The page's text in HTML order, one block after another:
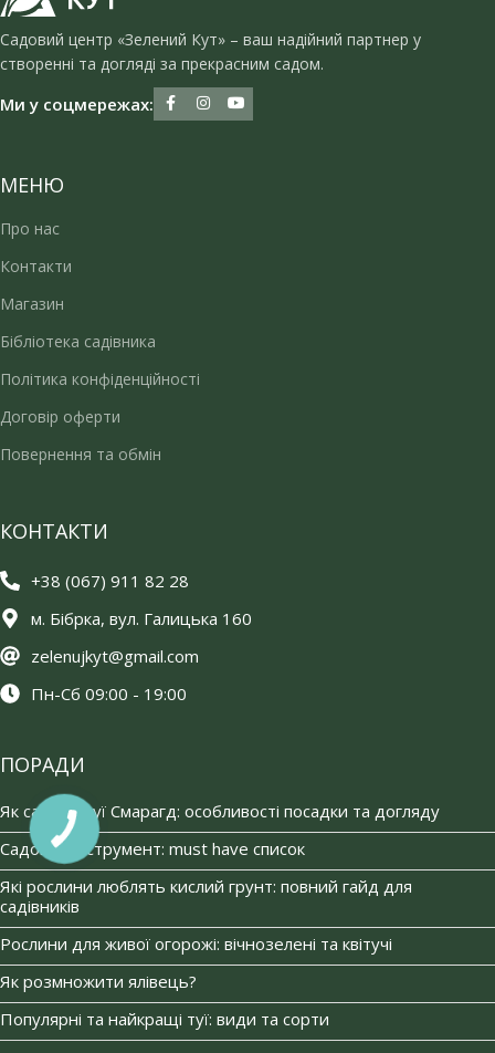
Садовий центр «Зелений Кут» – ваш надійний партнер у
створенні та догляді за прекрасним садом.
Ми у соцмережах:
МЕНЮ
Про нас
Контакти
Магазин
Бібліотека садівника
Політика конфіденційності
Договір оферти
Повернення та обмін
КОНТАКТИ
+38 (067) 911 82 28
м. Бібрка, вул. Галицька 160
zelenujkyt@gmail.com
Пн-Сб 09:00 - 19:00
ПОРАДИ
Як садити туї Смарагд: особливості посадки та догляду
Садовий інструмент: must have список
Які рослини люблять кислий грунт: повний гайд для
садівників
Рослини для живої огорожі: вічнозелені та квітучі
Як розмножити ялівець?
Популярні та найкращі туї: види та сорти